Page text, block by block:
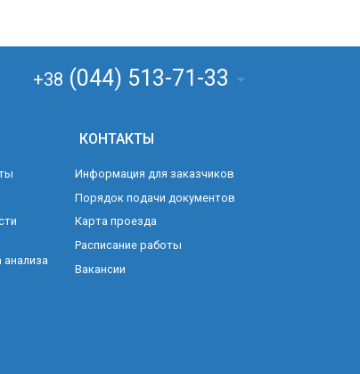
+38 (044) 513-71-33
КОНТАКТЫ
Информация для заказчиков
Порядок подачи документов
Карта проезда
Расписание работы
Вакансии